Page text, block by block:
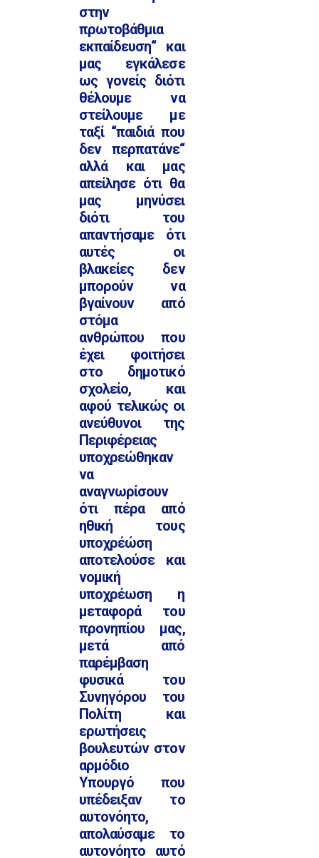
στην
πρωτοβάθμια
εκπαίδευση‘‘ και
μας εγκάλεσε
ως γονείς διότι
θέλουμε να
στείλουμε με
ταξί ‘‘παιδιά που
δεν περπατάνε‘‘
αλλά και μας
απείλησε ότι θα
μας μηνύσει
διότι του
απαντήσαμε ότι
αυτές οι
βλακείες δεν
μπορούν να
βγαίνουν από
στόμα
ανθρώπου που
έχει φοιτήσει
στο δημοτικό
σχολείο, και
αφού τελικώς οι
ανεύθυνοι της
Περιφέρειας
υποχρεώθηκαν
να
αναγνωρίσουν
ότι πέρα από
ηθική τους
υποχρέώση
αποτελούσε και
νομική
υποχρέωση η
μεταφορά του
προνηπίου μας,
μετά από
παρέμβαση
φυσικά του
Συνηγόρου του
Πολίτη και
ερωτήσεις
βουλευτών στον
αρμόδιο
Υπουργό που
υπέδειξαν το
αυτονόητο,
απολαύσαμε το
αυτονόητο αυτό